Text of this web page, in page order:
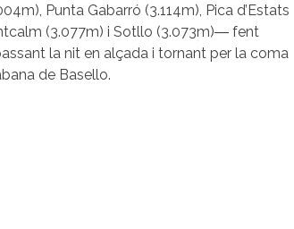
Punta Gabarró (3.114m), Pica d’Estats
(3.077m) i Sotllo (3.073m)― fent
la nit en alçada i tornant per la coma
de Basello.